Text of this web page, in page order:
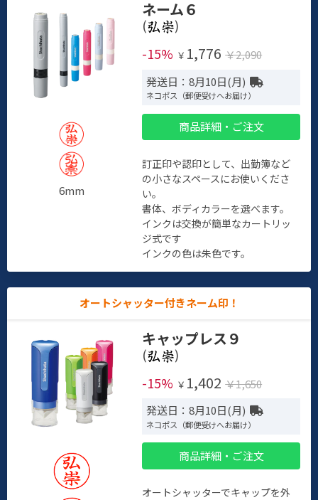
6mm
ネーム６
(
)
-15% ￥ 1,776 ￥2,090
発送日：8月10日(月)
ネコポス（郵便受けへお届け）
商品詳細・ご注文
訂正印や認印として、出勤簿など
の小さなスペースにお使いくださ
い。
書体、ボディカラーを選べます。
インクは交換が簡単なカートリッ
ジ式です
インクの色は朱色です。
オートシャッター付きネーム印！
キャップレス９
(
)
-15% ￥ 1,402 ￥1,650
発送日：8月10日(月)
ネコポス（郵便受けへお届け）
商品詳細・ご注文
オートシャッターでキャップを外